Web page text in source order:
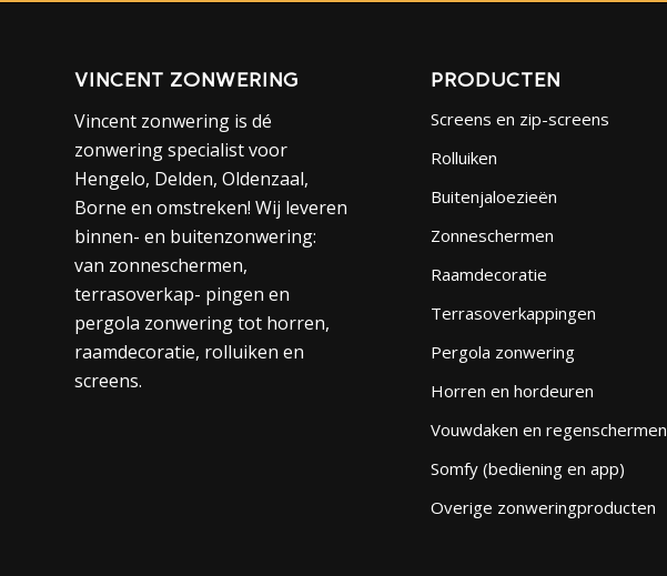
VINCENT ZONWERING
Vincent zonwering is dé
zonwering specialist voor
Hengelo, Delden, Oldenzaal,
Borne en omstreken! Wij leveren
binnen- en buitenzonwering:
van zonneschermen,
terrasoverkap- pingen en
pergola zonwering tot horren,
raamdecoratie, rolluiken en
screens.
PRODUCTEN
Screens en zip-screens
Rolluiken
Buitenjaloezieën
Zonneschermen
Raamdecoratie
Terrasoverkappingen
Pergola zonwering
Horren en hordeuren
Vouwdaken en regenschermen
Somfy (bediening en app)
Overige zonweringproducten